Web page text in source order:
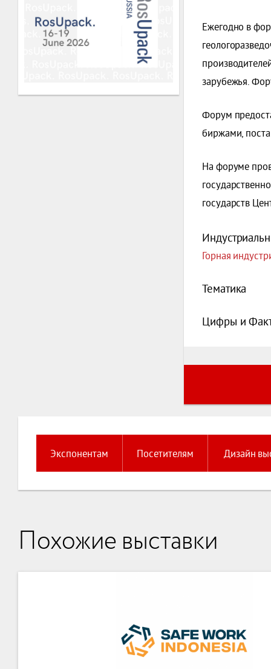
Ежегодно в
зарубежья.
Форум
биржами,
На форуме
государств
Горная
Тематика
Цифры и
Экспонентам Посетителям Дизайн
Похожие выставки